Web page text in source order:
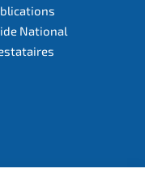
National